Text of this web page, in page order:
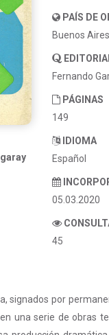
PAÍS DE
Buenos
Fernando
PÁGINAS
149
IDIOMA
Español
05.03.2020
45
signados por
una serie de obras